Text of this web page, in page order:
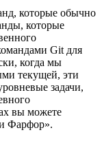
которые обычно
которые
Git для
когда мы
текущей, эти
задачи,
вы можете
Фарфор».